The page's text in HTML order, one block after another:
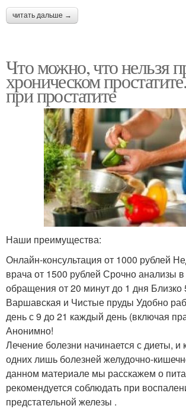
читать дальше →
Что можно, что нельзя
хроническом
при простатите
Наши преимущества:
Онлайн-консультация от 1000 рублей
врача от 1500 рублей Срочно анализы
обращения от 20 минут до 1 дня Близко
Варшавская и Чистые пруды Удобно
день с 9 до 21 каждый день (включая
Анонимно!
Лечение болезни начинается с диеты, и
одних лишь болезней желудочно-
данном материале мы расскажем о
рекомендуется соблюдать при
предстательной железы .